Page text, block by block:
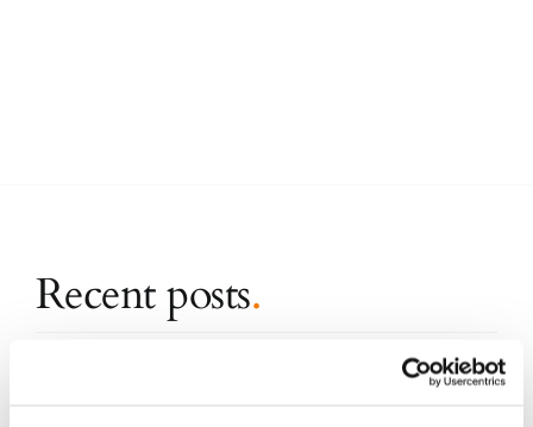
Recent posts.
Diritto civile, Michela Colitta, Sentenze Cassazione